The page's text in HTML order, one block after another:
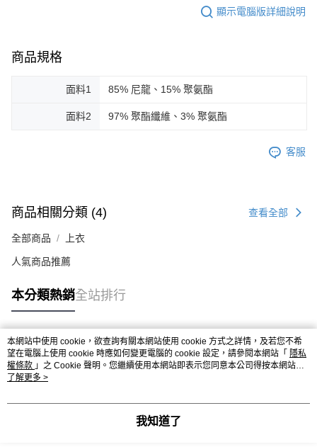
顯示電腦版詳細說明
商品規格
面料1 85% 尼龍、15% 聚氨酯
面料2 97% 聚酯纖維、3% 聚氨酯
客服
商品相關分類 (4) 查看全部
全部商品 上衣
人氣商品推薦
本分類熱銷全站排行
熱門標籤
本網站中使用 cookie，欲查詢有關本網站使用 cookie 方式之詳情，及若您不希
望在電腦上使用 cookie 時應如何變更電腦的 cookie 設定，請參閱本網站「 隱私
權條款 」之 Cookie 聲明。您繼續使用本網站即表示您同意本公司得按本網站使
用條款之 Cookie 聲明使用 cookie。
了解更多 >
我知道了